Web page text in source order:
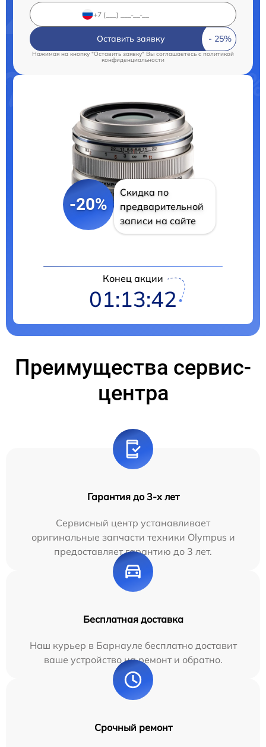
Оставить заявку
Нажимая на кнопку "Оставить заявку" Вы соглашаетесь c политикой
конфиденциальности
-20%
Скидка по
предварительной
записи на сайте
Конец акции
01:13:41
Преимущества сервис-
центра
Гарантия до 3-х лет
Сервисный центр устанавливает
оригинальные запчасти техники Olympus и
предоставляет гарантию до 3 лет.
Бесплатная доставка
Наш курьер в Барнауле бесплатно доставит
ваше устройство на ремонт и обратно.
Срочный ремонт